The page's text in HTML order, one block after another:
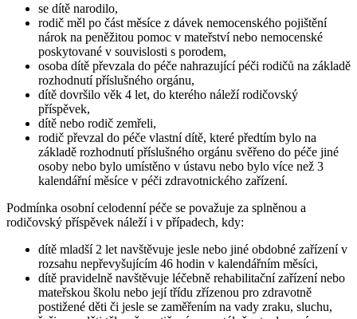
se dítě narodilo,
rodič měl po část měsíce z dávek nemocenského pojištění
nárok na peněžitou pomoc v mateřství nebo nemocenské
poskytované v souvislosti s porodem,
osoba dítě převzala do péče nahrazující péči rodičů na základě
rozhodnutí příslušného orgánu,
dítě dovršilo věk 4 let, do kterého náleží rodičovský
příspěvek,
dítě nebo rodič zemřeli,
rodič převzal do péče vlastní dítě, které předtím bylo na
základě rozhodnutí příslušného orgánu svěřeno do péče jiné
osoby nebo bylo umístěno v ústavu nebo bylo více než 3
kalendářní měsíce v péči zdravotnického zařízení.
Podmínka osobní celodenní péče se považuje za splněnou a
rodičovský příspěvek náleží i v případech, kdy:
dítě mladší 2 let navštěvuje jesle nebo jiné obdobné zařízení v
rozsahu nepřevyšujícím 46 hodin v kalendářním měsíci,
dítě pravidelně navštěvuje léčebně rehabilitační zařízení nebo
mateřskou školu nebo její třídu zřízenou pro zdravotně
postižené děti či jesle se zaměřením na vady zraku, sluchu,